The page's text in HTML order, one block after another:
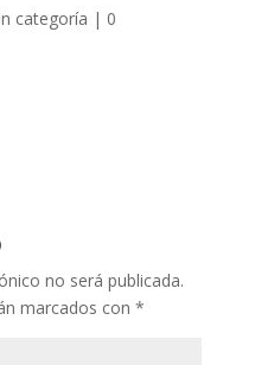
categoría | 0
no será publicada.
marcados con *